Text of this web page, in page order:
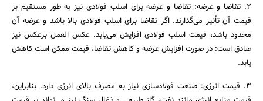
2. تقاضا و عرضه: تقاضا و عرضه برای اسلب فولادی نیز به طور مستقیم بر
قیمت آن تأثیر می‌گذارند. اگر تقاضا برای اسلب فولادی بالا باشد و عرضه آن
محدود باشد، قیمت اسلب فولادی افزایش می‌یابد. عکس العمل برعکس نیز
صادق است: در صورت افزایش عرضه و کاهش تقاضا، قیمت ممکن است کاهش
یابد.
3. قیمت انرژی: صنعت فولادسازی نیاز به مصرف بالای انرژی دارد. بنابراین،